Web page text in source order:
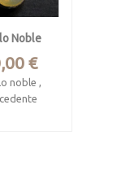
Noble
€
noble ,